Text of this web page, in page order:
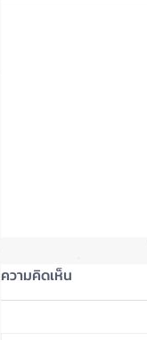
ความคิดเห็น